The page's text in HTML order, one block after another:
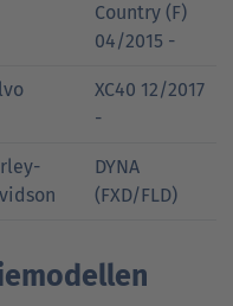
Country (F)
04/2015 -
XC40 12/2017
-
DYNA
(FXD/FLD)